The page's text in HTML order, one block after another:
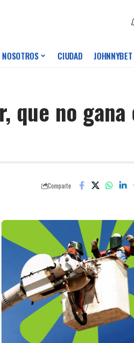
NOSOTROS CIUDAD JOHNNYBET
que no gana
Comparte